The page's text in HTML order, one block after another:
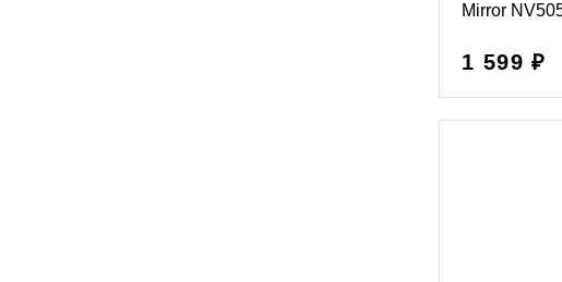
Mirror
1 599 ₽